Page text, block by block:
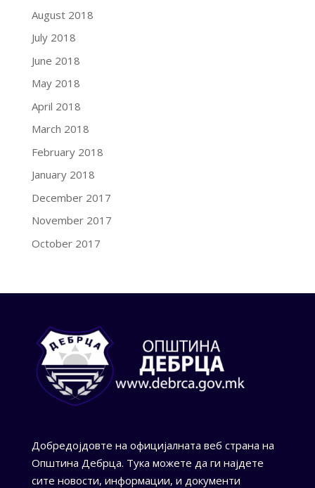
August 2018
July 2018
June 2018
May 2018
April 2018
March 2018
February 2018
January 2018
December 2017
November 2017
October 2017
Добредојдовте на официјалната веб страна на
Општина Дебрца. Тука можете да ги најдете
сите новости, информации, и документи